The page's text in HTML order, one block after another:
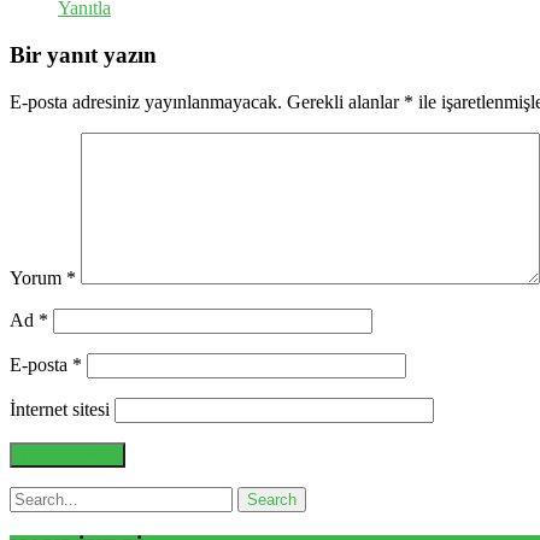
Yanıtla
Bir yanıt yazın
E-posta adresiniz yayınlanmayacak. Gerekli alanlar * ile
Yorum *
Ad *
E-posta *
İnternet sitesi